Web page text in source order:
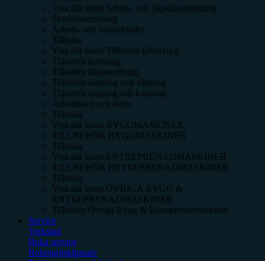
Visa allt inom Arbets- och Skyddsutrustning
Skyddsutrustning
Arbets- och värmekläder
Tillbaka
Visa allt inom Tillbehör Elverktyg
Tillbehör borrning
Tillbehör fästanordning
Tillbehör kapning och slipning
Tillbehör sågning och kapning
Arbetsbord och stativ
Tillbaka
Visa allt inom BYGGMASKINER
TILLBEHÖR BYGGMASKINER
Tillbaka
Visa allt inom ENTREPRENADMASKINER
TILLBEHÖR ENTREPRENADMASKINER
Tillbaka
Visa allt inom ÖVRIGA BYGG &
ENTREPRENADMASKINER
Tillbehör Övriga Bygg & Entreprenadmaskiner
Service
Verkstad
Boka service
Robotgräsklippare